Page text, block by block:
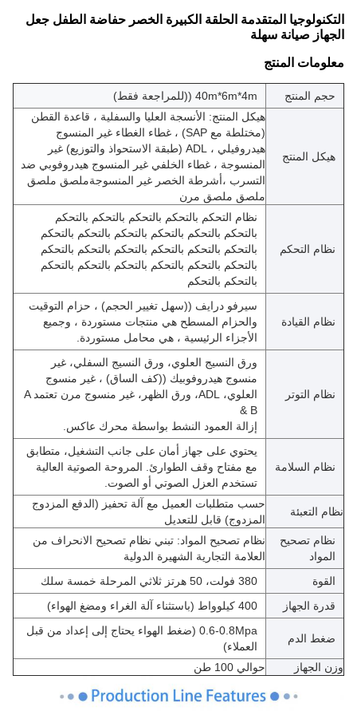
التكنولوجيا المتقدمة الحلقة الكبيرة الخصر حفاضة الطفل جعل
الجهاز صيانة سهلة
معلومات المنتج
حجم المنتج 40m*6m*4m ((للمراجعة فقط)
هيكل المنتج
هيكل المنتج: الأنسجة العليا والسفلية ، قاعدة القطن
(مختلطة مع SAP) ، غطاء الغطاء غير المنسوج
هيدروفيلي ، ADL (طبقة الاستحواذ والتوزيع) غير
المنسوجة ، غطاء الخلفي غير المنسوج هيدروفوبي ضد
التسرب ،أشرطة الخصر غير المنسوجةملصق ملصق
ملصق ملصق مرن
نظام التحكم
نظام التحكم بالتحكم بالتحكم بالتحكم بالتحكم
بالتحكم بالتحكم بالتحكم بالتحكم بالتحكم بالتحكم
بالتحكم بالتحكم بالتحكم بالتحكم بالتحكم بالتحكم
بالتحكم بالتحكم بالتحكم بالتحكم بالتحكم بالتحكم
بالتحكم بالتحكم
نظام القيادة
سيرفو درايف ((سهل تغيير الحجم) ، حزام التوقيت
والحزام المسطح هي منتجات مستوردة ، وجميع
الأجزاء الرئيسية ، هي محامل مستوردة.
نظام التوتر
ورق النسيج العلوي، ورق النسيج السفلي، غير
منسوج هيدروفوبيك ((كف الساق) ، غير منسوج
العلوي، ADL، ورق الظهر، غير منسوج مرن تعتمد A
& B
إزالة العمود النشط بواسطة محرك عاكس.
نظام السلامة
يحتوي على جهاز أمان على جانب التشغيل، متطابق
مع مفتاح وقف الطوارئ. المروحة الصوتية العالية
تستخدم العزل الصوتي أو الصوت.
نظام التعبئة
حسب متطلبات العميل مع آلة تحفيز (الدفع المزدوج
المزدوج) قابل للتعديل
نظام تصحيح
المواد
نظام تصحيح المواد: تبني نظام تصحيح الانحراف من
العلامة التجارية الشهيرة الدولية
القوة
380 فولت، 50 هرتز ثلاثي المرحلة خمسة سلك
قدرة الجهاز
400 كيلوواط (باستثناء آلة الغراء ومضغ الهواء)
ضغط الدم
0.6-0.8Mpa (ضغط الهواء يحتاج إلى إعداد من قبل
العملاء)
وزن الجهاز
حوالي 100 طن